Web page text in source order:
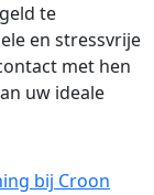
te
en stressvrije
met hen
uw ideale
bij Croon